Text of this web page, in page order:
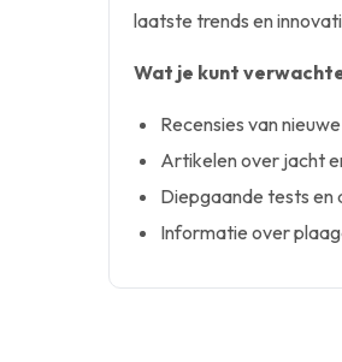
laatste trends en
Wat je kunt
Recensies van
Artikelen over jacht
Diepgaande tests en
Informatie over